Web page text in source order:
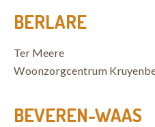
BERLARE
Ter Meere
Woonzorgcentrum
BEVEREN-WAAS